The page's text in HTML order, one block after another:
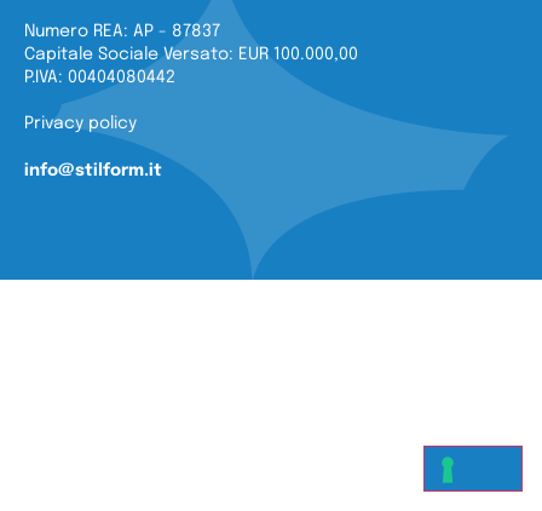
Numero REA: AP - 87837
Capitale Sociale Versato: EUR 100.000,00
P.IVA: 00404080442
Privacy policy
info@stilform.it